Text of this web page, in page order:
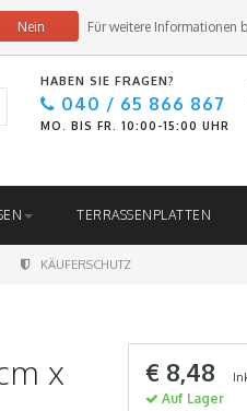
HABEN SIE FRAGEN?
040 / 65 866 867
MO. BIS FR. 10:00-15:00 UHR
TERRASSENPLATTEN
KÄUFERSCHUTZ
x € 8,48
Auf Lager
Nein Für weitere Informationen